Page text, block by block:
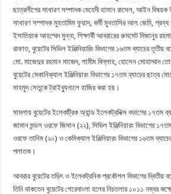
ছাত্রলীগের সাধারণ সম্পাদক মেহেদী হাসান রাসেল, আইন
সাধারণ সম্পাদক মুহতামিম ফুয়াদ, কর্মী মুনতাসির আল জেমি,
ইসাতিয়াক আহম্মেদ মুন্না, শিক্ষার্থী আবরারের রুমমেট মিজানুর
রাফাত, বুয়েটের সিভিল ইঞ্জিনিয়ারিং বিভাগের ১৬তম ব্যাচের তৃতীয়
মো. মাজেদুর রহমান মাজেদ, শামীম বিল্লাহ, হোসেন মোহাম্মাদ
বুয়েটের মেকানিক্যাল ইঞ্জিনিয়ারং বিভাগের ১৭তম ব্যাচের
মাহমুদ সেতুকে ট্রাইব্যুনালে হাজির করা হয়।
মামলায় বুয়েটের ইলেকট্রিক অ্যান্ড ইলেকট্রনিক্স বভাগের ১৭তম
জামান মন্ডল ওরফে জিসান (২২), সিভিল ইঞ্জিনিয়ারং বিভাগের
ওরফে তানিম (২০) ও কেমিক্যাল ইঞ্জিনিয়ারং বিভাগের ১৬তম
পলাতক।
আবরার বুয়েটের তড়িৎ ও ইলেকট্রনিক প্রকৌশল বিভাগের দ্বিতীয়
তিনি থাকতেন বুয়েটের শেরেবাংলা হলের নিচতলার ১০১১ নম্বর